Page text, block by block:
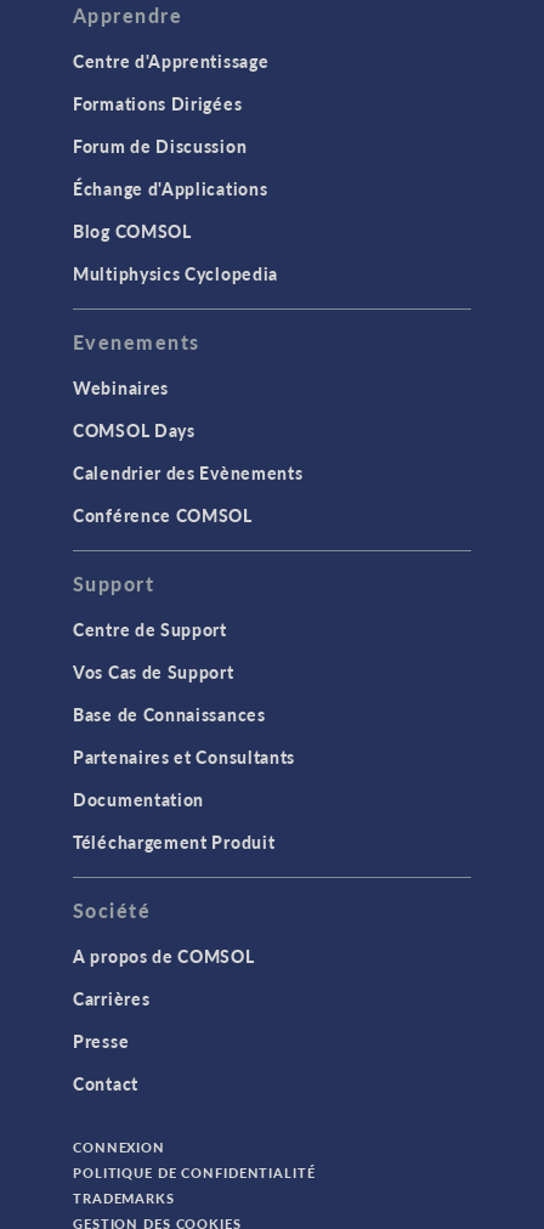
Apprendre
Centre d'Apprentissage
Formations Dirigées
Forum de Discussion
Échange d'Applications
Blog COMSOL
Multiphysics Cyclopedia
Evenements
Webinaires
COMSOL Days
Calendrier des Evènements
Conférence COMSOL
Support
Centre de Support
Vos Cas de Support
Base de Connaissances
Partenaires et Consultants
Documentation
Téléchargement Produit
Société
A propos de COMSOL
Carrières
Presse
Contact
CONNEXION
POLITIQUE DE CONFIDENTIALITÉ
TRADEMARKS
GESTION DES COOKIES